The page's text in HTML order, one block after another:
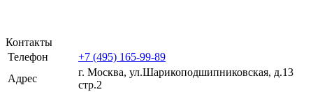
Контакты
Телефон
+7 (495) 165-99-89
Адрес
г. Москва, ул.​​Шарикоподшипниковская, д.13
стр.2